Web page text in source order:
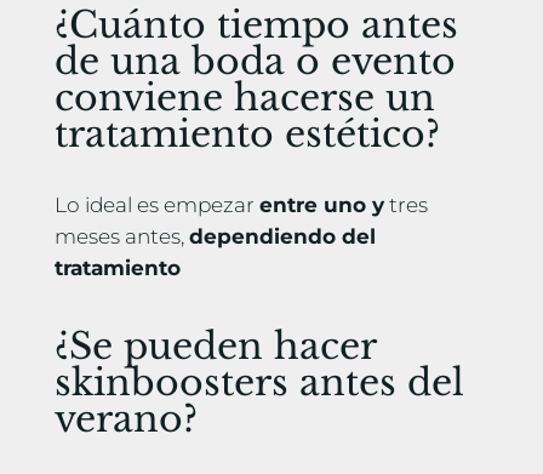
¿Cuánto tiempo antes
de una boda o evento
conviene hacerse un
tratamiento estético?
Lo ideal es empezar entre uno ytres
meses antes, dependiendo del
tratamiento
¿Se pueden hacer
skinboosters antes del
verano?